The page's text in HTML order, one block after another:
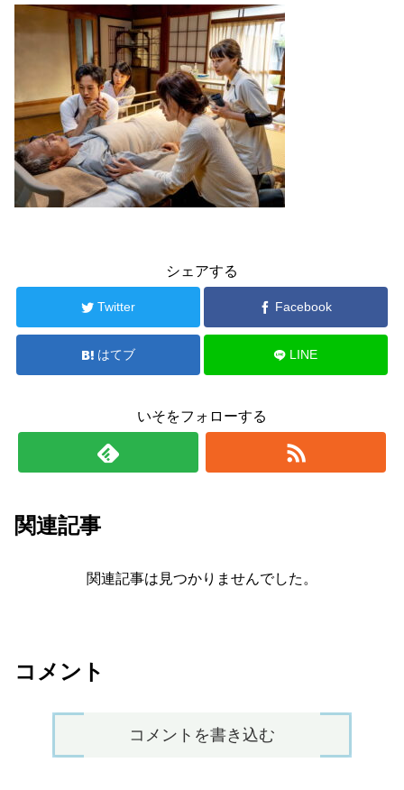
シェアする
Twitter Facebook
はてブ LINE
いそをフォローする
関連記事
関連記事は見つかりませんでした。
コメント
コメントを書き込む